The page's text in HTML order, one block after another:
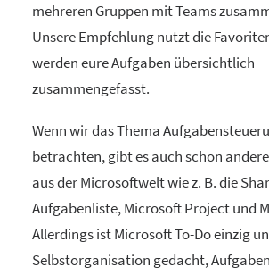
mehreren Gruppen mit Teams
Unsere Empfehlung nutzt die
werden eure Aufgaben übersichtlich
zusammengefasst.
Wenn wir das Thema
betrachten, gibt es auch schon
aus der Microsoftwelt wie z. B. die
Aufgabenliste, Microsoft Project und
Allerdings ist Microsoft To-Do einzig
Selbstorganisation gedacht,